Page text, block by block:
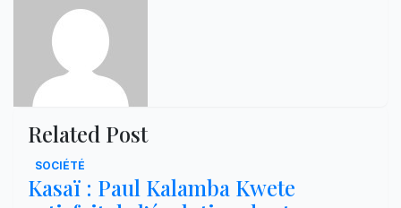
Related Post
SOCIÉTÉ
Kasaï : Paul Kalamba Kwete